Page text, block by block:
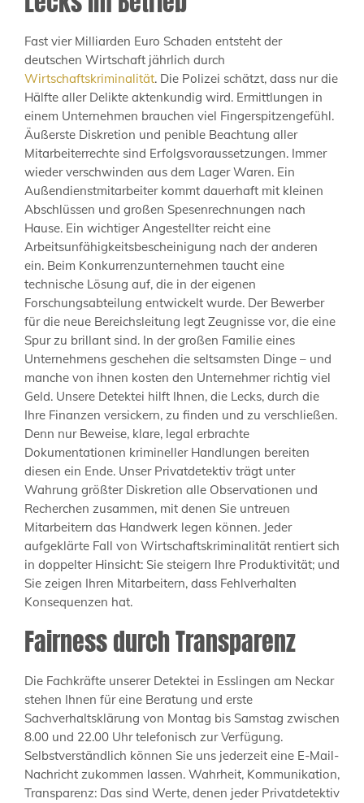
Fast vier Milliarden Euro Schaden entsteht der
deutschen Wirtschaft jährlich durch
Wirtschaftskriminalität. Die Polizei schätzt, dass nur die
Hälfte aller Delikte aktenkundig wird. Ermittlungen in
einem Unternehmen brauchen viel Fingerspitzengefühl.
Äußerste Diskretion und penible Beachtung aller
Mitarbeiterrechte sind Erfolgsvoraussetzungen. Immer
wieder verschwinden aus dem Lager Waren. Ein
Außendienstmitarbeiter kommt dauerhaft mit kleinen
Abschlüssen und großen Spesenrechnungen nach
Hause. Ein wichtiger Angestellter reicht eine
Arbeitsunfähigkeitsbescheinigung nach der anderen
ein. Beim Konkurrenzunternehmen taucht eine
technische Lösung auf, die in der eigenen
Forschungsabteilung entwickelt wurde. Der Bewerber
für die neue Bereichsleitung legt Zeugnisse vor, die eine
Spur zu brillant sind. In der großen Familie eines
Unternehmens geschehen die seltsamsten Dinge – und
manche von ihnen kosten den Unternehmer richtig viel
Geld. Unsere Detektei hilft Ihnen, die Lecks, durch die
Ihre Finanzen versickern, zu finden und zu verschließen.
Denn nur Beweise, klare, legal erbrachte
Dokumentationen krimineller Handlungen bereiten
diesen ein Ende. Unser Privatdetektiv trägt unter
Wahrung größter Diskretion alle Observationen und
Recherchen zusammen, mit denen Sie untreuen
Mitarbeitern das Handwerk legen können. Jeder
aufgeklärte Fall von Wirtschaftskriminalität rentiert sich
in doppelter Hinsicht: Sie steigern Ihre Produktivität; und
Sie zeigen Ihren Mitarbeitern, dass Fehlverhalten
Konsequenzen hat.
Fairness durch Transparenz
Die Fachkräfte unserer Detektei in Esslingen am Neckar
stehen Ihnen für eine Beratung und erste
Sachverhaltsklärung von Montag bis Samstag zwischen
8.00 und 22.00 Uhr telefonisch zur Verfügung.
Selbstverständlich können Sie uns jederzeit eine E-Mail-
Nachricht zukommen lassen. Wahrheit, Kommunikation,
Transparenz: Das sind Werte, denen jeder Privatdetektiv